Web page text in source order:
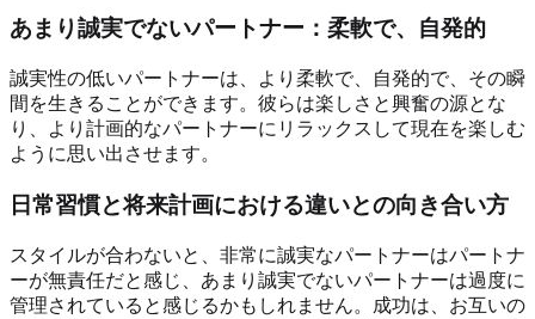
あまり誠実でないパートナー：柔軟で、自発的
誠実性の低いパートナーは、より柔軟で、自発的で、その瞬
間を生きることができます。彼らは楽しさと興奮の源とな
り、より計画的なパートナーにリラックスして現在を楽しむ
ように思い出させます。
日常習慣と将来計画における違いとの向き合い方
スタイルが合わないと、非常に誠実なパートナーはパートナ
ーが無責任だと感じ、あまり誠実でないパートナーは過度に
管理されていると感じるかもしれません。成功は、お互いの